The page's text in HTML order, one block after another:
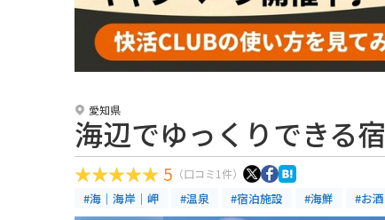
愛知県
海辺でゆっくりできる宿
5 （口コミ1件）
#海｜海岸｜岬 #温泉 #宿泊施設 #海鮮 #お酒